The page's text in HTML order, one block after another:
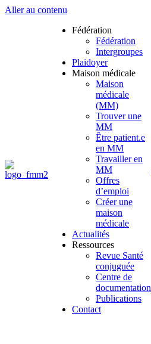
Aller au contenu
Fédération
Fédération
Intergroupes
Plaidoyer
Maison médicale
Maison
médicale
(MM)
Trouver une
MM
Être patient.e
en MM
Travailler en
MM
Offres
d’emploi
Créer une
maison
médicale
Actualités
Ressources
Revue Santé
conjuguée
Centre de
documentation
Publications
Contact